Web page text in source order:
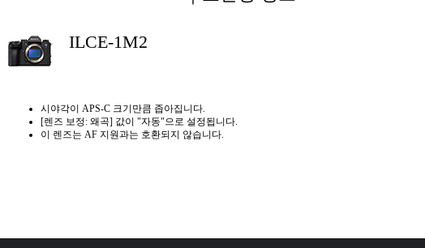
ILCE-1M2
시야각이 APS-C 크기만큼 좁아집니다.
[렌즈 보정: 왜곡] 값이 "자동"으로 설정됩니다.
이 렌즈는 AF 지원과는 호환되지 않습니다.